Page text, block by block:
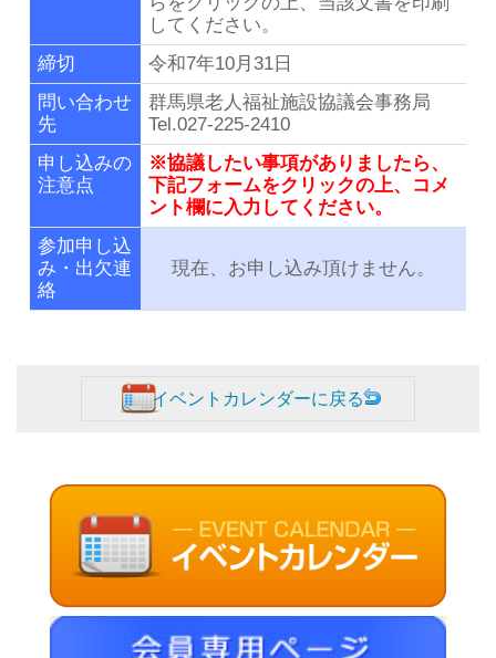
してください。
締切
令和7年10月31日
問い合わせ
先
群馬県老人福祉施設協議会事務局
Tel.027-225-2410
申し込みの
注意点
※協議したい事項がありましたら、
下記フォームをクリックの上、コメ
ント欄に入力してください。
参加申し込
み・出欠連
絡
現在、お申し込み頂けません。
イベントカレンダーに戻る
会員専用ページ